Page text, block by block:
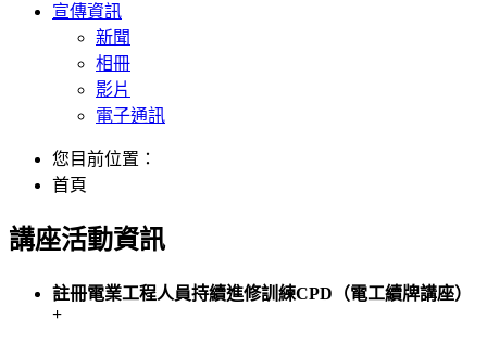
宣傳資訊
新聞
相冊
影片
電子通訊
您目前位置：
首頁
講座活動資訊
註冊電業工程人員持續進修訓練CPD（電工續牌講座）
+